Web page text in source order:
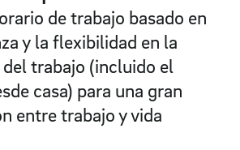
de trabajo basado en
y la flexibilidad en la
trabajo (incluido el
casa) para una gran
entre trabajo y vida